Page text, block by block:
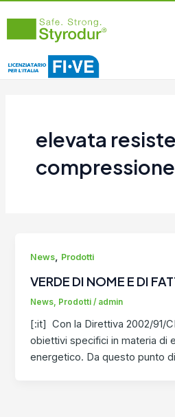
contenuto
elevata
compressione
News, Prodotti
VERDE DI NOME E DI
News Prodotti / admin
[:it] Con la Direttiva 2002/91/
obiettivi specifici in materia di
energetico. Da questo punto